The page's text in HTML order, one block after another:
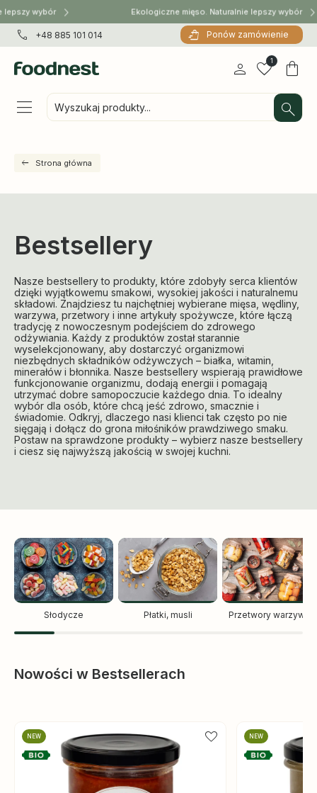
wybór Ekologiczne mięso. Naturalnie lepszy wybór
+48 885 101 014 Ponów zamówienie
Wyszukaj produkty...
1
Strona główna
Bestsellery
Nasze bestsellery to produkty, które zdobyły serca klientów
dzięki wyjątkowemu smakowi, wysokiej jakości i naturalnemu
składowi. Znajdziesz tu najchętniej wybierane mięsa, wędliny,
warzywa, przetwory i inne artykuły spożywcze, które łączą
tradycję z nowoczesnym podejściem do zdrowego
odżywiania. Każdy z produktów został starannie
wyselekcjonowany, aby dostarczyć organizmowi
niezbędnych składników odżywczych – białka, witamin,
minerałów i błonnika. Nasze bestsellery wspierają prawidłowe
funkcjonowanie organizmu, dodają energii i pomagają
utrzymać dobre samopoczucie każdego dnia. To idealny
wybór dla osób, które chcą jeść zdrowo, smacznie i
świadomie. Odkryj, dlaczego nasi klienci tak często po nie
sięgają i dołącz do grona miłośników prawdziwego smaku.
Postaw na sprawdzone produkty – wybierz nasze bestsellery
i ciesz się najwyższą jakością w swojej kuchni.
Słodycze Płatki, musli Przetwory warzywne
Nowości w Bestsellerach
NEW NEW